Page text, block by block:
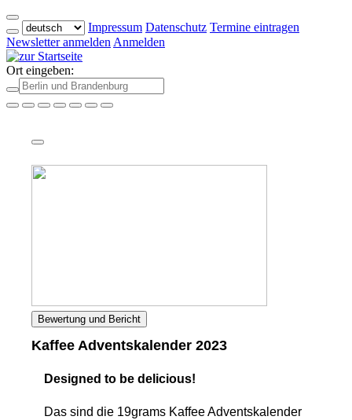
Impressum Datenschutz Termine eintragen
Newsletter anmelden Anmelden
Ort eingeben:
Bewertung und Bericht
Kaffee Adventskalender 2023
Designed to be delicious!
Das sind die 19grams Kaffee Adventskalender